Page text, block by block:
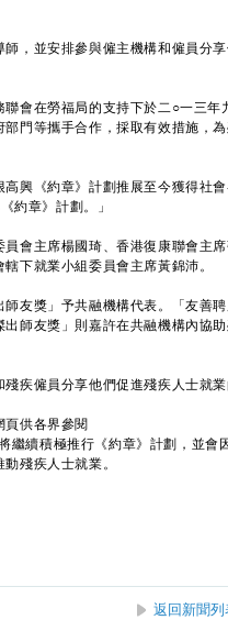
，並安排參與僱主機構和僱員分享
會在勞福局的支持下於二○一三年
門等攜手合作，採取有效措施，
興《約章》計劃推展至今獲得社會
約章》計劃。」
主席楊國琦、香港復康聯會主席
下就業小組委員會主席黃錦沛。
友獎」予共融機構代表。「友善聘
師友獎」則嘉許在共融機構內協
僱員分享他們促進殘疾人士就業
供各界參閱
繼續積極推行《約章》計劃，並會
殘疾人士就業。
返回新聞列